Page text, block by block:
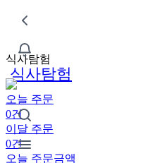
식사탐험
식사탐험
오늘 주문
0건
이달 주문
0건
오늘 주문금액